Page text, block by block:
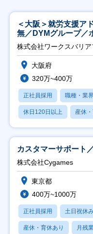
＜大阪＞就労支援ア
無／DYMグループ／
日祝】
株式会社ワークスバリア
大阪府
320万~400万
正社員採用 職種・業
休日120日以上 産休
カスタマーサポート
株式会社Cygames
東京都
400万~1000万
正社員採用 土日祝休
産休・育休あり 月残